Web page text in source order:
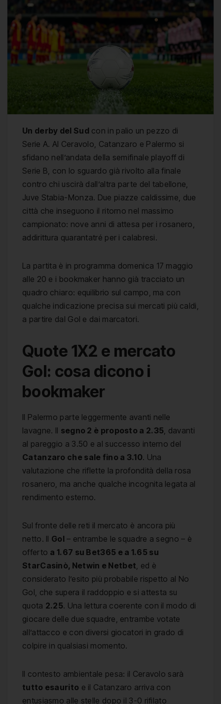
Un derby del Sud con in palio un pezzo di
Serie A. Al Ceravolo, Catanzaro e Palermo si
sfidano nell’andata della semifinale playoff di
Serie B, con lo sguardo già rivolto alla finale
contro chi uscirà dall’altra parte del tabellone,
Juve Stabia-Monza. Due piazze caldissime, due
città che inseguono il ritorno nel massimo
campionato: nove anni di attesa per i rosanero,
addirittura quarantatré per i calabresi.
La partita è in programma domenica 17 maggio
alle 20 e i bookmaker hanno già tracciato un
quadro chiaro: equilibrio sul campo, ma con
qualche indicazione precisa sui mercati più caldi,
a partire dal Gol e dai marcatori.
Quote 1X2 e mercato
Gol: cosa dicono i
bookmaker
Il Palermo parte leggermente avanti nelle
lavagne. Il segno 2 è proposto a 2.35 , davanti
al pareggio a 3.50 e al successo interno del
Catanzaro che sale fino a 3.10. Una
valutazione che riflette la profondità della rosa
rosanero, ma anche qualche incognita legata al
rendimento esterno.
Sul fronte delle reti il mercato è ancora più
netto. Il Gol – entrambe le squadre a segno – è
offerto a 1.67 su Bet365 e a 1.65 su
StarCasinò, Netwin e Netbet , ed è
considerato l’esito più probabile rispetto al No
Gol, che supera il raddoppio e si attesta su
quota 2.25. Una lettura coerente con il modo di
giocare delle due squadre, entrambe votate
all’attacco e con diversi giocatori in grado di
colpire in qualsiasi momento.
Il contesto ambientale pesa: il Ceravolo sarà
tutto esaurito e il Catanzaro arriva con
entusiasmo alle stelle dopo il 3-0 rifilato